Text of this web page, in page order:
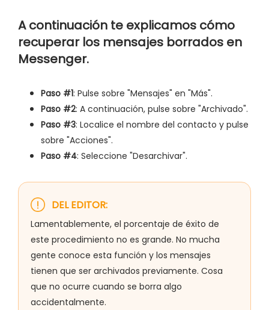
A continuación te explicamos cómo
recuperar los mensajes borrados en
Messenger.
Paso #1: Pulse sobre "Mensajes" en "Más".
Paso #2: A continuación, pulse sobre "Archivado".
Paso #3: Localice el nombre del contacto y pulse
sobre "Acciones".
Paso #4: Seleccione "Desarchivar".
DEL EDITOR:
Lamentablemente, el porcentaje de éxito de
este procedimiento no es grande. No mucha
gente conoce esta función y los mensajes
tienen que ser archivados previamente. Cosa
que no ocurre cuando se borra algo
accidentalmente.